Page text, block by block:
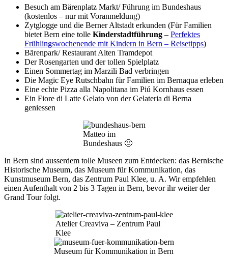
Besuch am Bärenplatz Markt/ Führung im Bundeshaus
(kostenlos – nur mit Voranmeldung)
Zytglogge und die Berner Altstadt erkunden (Für Familien
bietet Bern eine tolle Kinderstadtführung – Perfektes
Frühlingswochenende mit Kindern in Bern – Reisetipps)
Bärenpark/ Restaurant Alten Tramdepot
Der Rosengarten und der tollen Spielplatz
Einen Sommertag im Marzili Bad verbringen
Die Magic Eye Rutschbahn für Familien im Bernaqua erleben
Eine echte Pizza alla Napolitana im Piú Kornhaus essen
Ein Fiore di Latte Gelato von der Gelateria di Berna
geniessen
Matteo im
Bundeshaus 🙂
In Bern sind ausserdem tolle Museen zum Entdecken: das Bernische
Historische Museum, das Museum für Kommunikation, das
Kunstmuseum Bern, das Zentrum Paul Klee, u. A. Wir empfehlen
einen Aufenthalt von 2 bis 3 Tagen in Bern, bevor ihr weiter der
Grand Tour folgt.
Atelier Creaviva – Zentrum Paul
Klee
Museum für Kommunikation in Bern